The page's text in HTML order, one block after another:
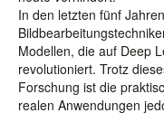
In den letzten fünf
Modellen, die auf Deep
revolutioniert. Trotz
Forschung ist die
realen Anwendungen